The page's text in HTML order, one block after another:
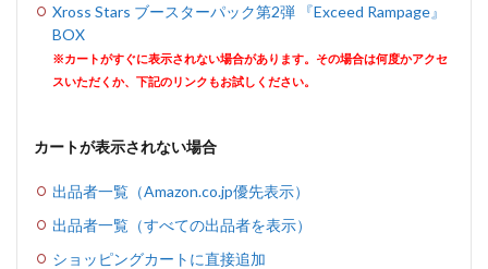
Xross Stars ブースターパック第2弾 『Exceed Rampage』
BOX
※カートがすぐに表示されない場合があります。その場合は何度かアクセ
スいただくか、下記のリンクもお試しください。
カートが表示されない場合
出品者一覧（Amazon.co.jp優先表示）
出品者一覧（すべての出品者を表示）
ショッピングカートに直接追加